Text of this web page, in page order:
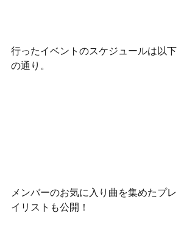
行ったイベントのスケジュールは以下
の通り。
メンバーのお気に入り曲を集めたプレ
イリストも公開！